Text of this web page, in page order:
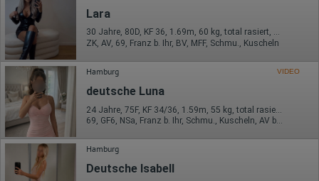
Lara
30 Jahre, 80D, KF 36, 1.69m, 60 kg, total rasiert, orientalisch
ZK, AV, 69, Franz b. Ihr, BV, MFF, Schmu., Kuscheln
Hamburg VIDEO
deutsche Luna
69, GF6, NSa, Franz b. Ihr, Schmu., Kuscheln, AV b. Ihm, DSa
Hamburg
Deutsche Isabell